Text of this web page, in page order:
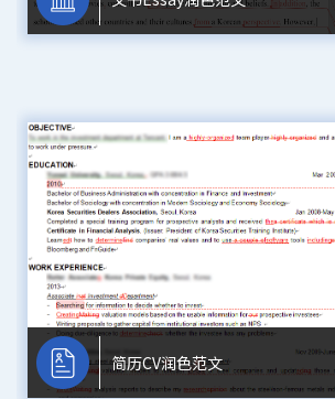
简历CV润色范文